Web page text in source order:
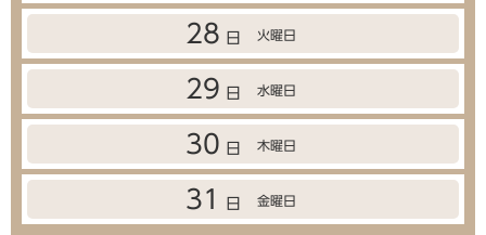
28 日 火曜日
29 日 水曜日
30 日 木曜日
31 日 金曜日